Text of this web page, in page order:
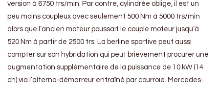
version à 6750 trs/min. Par contre, cylindrée oblige, il est un
peu moins coupleux avec seulement 500 Nm à 5000 trs/min
alors que l’ancien moteur poussait le couple moteur jusqu’à
520 Nm à partir de 2500 trs. La berline sportive peut aussi
compter sur son hybridation qui peut brièvement procurer une
augmentation supplémentaire de la puissance de 10 kW (14
ch) via l’alterno-démarreur entraîné par courroie. Mercedes-